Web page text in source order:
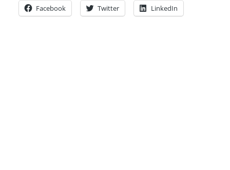
Facebook Twitter LinkedIn